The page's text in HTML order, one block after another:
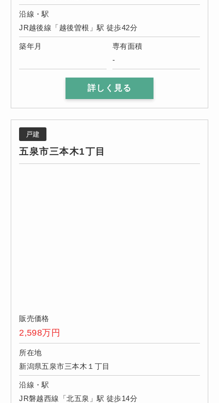
沿線・駅
JR越後線「越後曽根」駅 徒歩42分
築年月
専有面積
-
詳しく見る
戸建
五泉市三本木1丁目
販売価格
2,598万円
所在地
新潟県五泉市三本木１丁目
沿線・駅
JR磐越西線「北五泉」駅 徒歩14分